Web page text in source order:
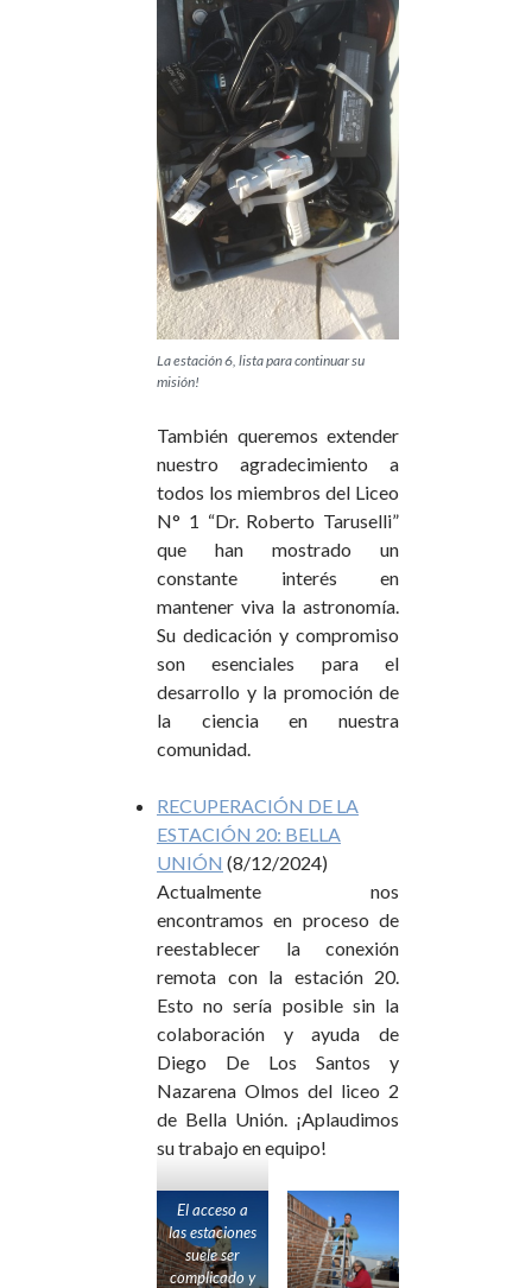
La estación 6, lista para continuar su
misión!
También queremos extender
nuestro agradecimiento a
todos los miembros del Liceo
N° 1 “Dr. Roberto Taruselli”
que han mostrado un
constante interés en
mantener viva la astronomía.
Su dedicación y compromiso
son esenciales para el
desarrollo y la promoción de
la ciencia en nuestra
comunidad.
RECUPERACIÓN DE LA
ESTACIÓN 20: BELLA
UNIÓN (8/12/2024)
Actualmente nos
encontramos en proceso de
reestablecer la conexión
remota con la estación 20.
Esto no sería posible sin la
colaboración y ayuda de
Diego De Los Santos y
Nazarena Olmos del liceo 2
de Bella Unión. ¡Aplaudimos
su trabajo en equipo!
El acceso a
las estaciones
suele ser
complicado y